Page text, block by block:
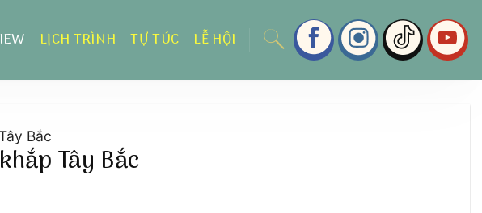
LỊCH TRÌNH TỰ TÚC LỄ HỘI
Bắc
Tây Bắc